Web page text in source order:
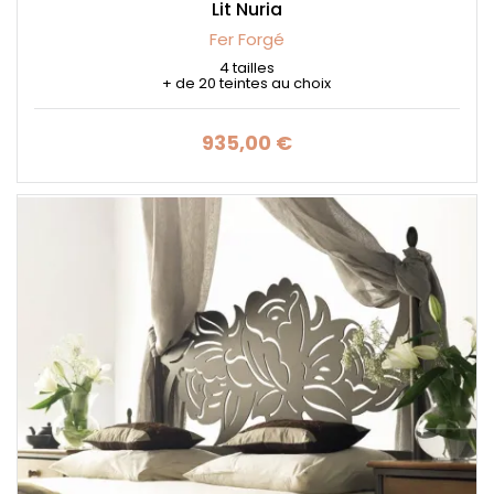
Lit Nuria
Fer Forgé
4 tailles
+ de 20 teintes au choix
Prix
935,00 €